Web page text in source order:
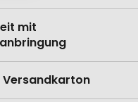
mit
Versandkarton